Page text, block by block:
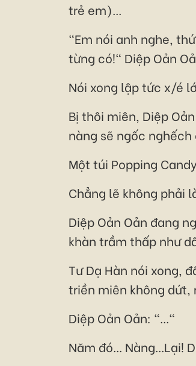
trẻ em)...
"Em nói anh nghe,
từng có!" Diệp Oản
Nói xong lập tức x/é
Bị thôi miên, Diệp
nàng sẽ ngốc nghếch
Một túi Popping
Chẳng lẽ không phải
Diệp Oản Oản đang
khàn trầm thấp như
Tư Dạ Hàn nói xong,
triền miên không dứt,
Diệp Oản Oản: "..."
Năm đó... Nàng...Lại!